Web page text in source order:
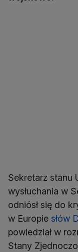
Sekretarz stanu
wysłuchania w
odniósł się do
w Europie słów
powiedział w
Stany